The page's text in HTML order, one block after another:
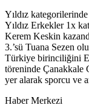
Yıldız
Yıldız Erkekler 1x
Kerem Keskin
3.’sü Tuana Sezen
Türkiye birinciliğini
töreninde Çanakkale
yer alarak sporcu ve
Haber Merkezi